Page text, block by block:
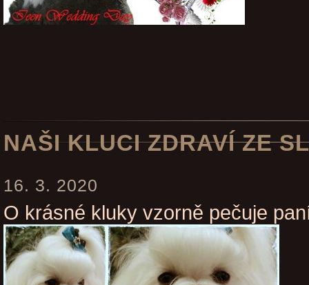
NAŠI KLUCI ZDRAVÍ ZE
16. 3. 2020
O krásné kluky vzorně pečuje